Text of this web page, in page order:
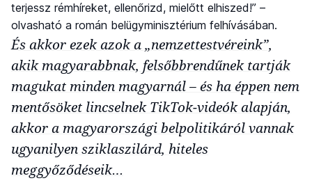
terjessz rémhíreket, ellenőrizd, mielőtt elhiszed!” –
olvasható a román belügyminisztérium felhívásában.
És akkor ezek azok a „nemzettestvéreink”,
akik magyarabbnak, felsőbbrendűnek tartják
magukat minden magyarnál – és ha éppen nem
mentősöket lincselnek TikTok-videók alapján,
akkor a magyarországi belpolitikáról vannak
ugyanilyen sziklaszilárd, hiteles
meggyőződéseik…